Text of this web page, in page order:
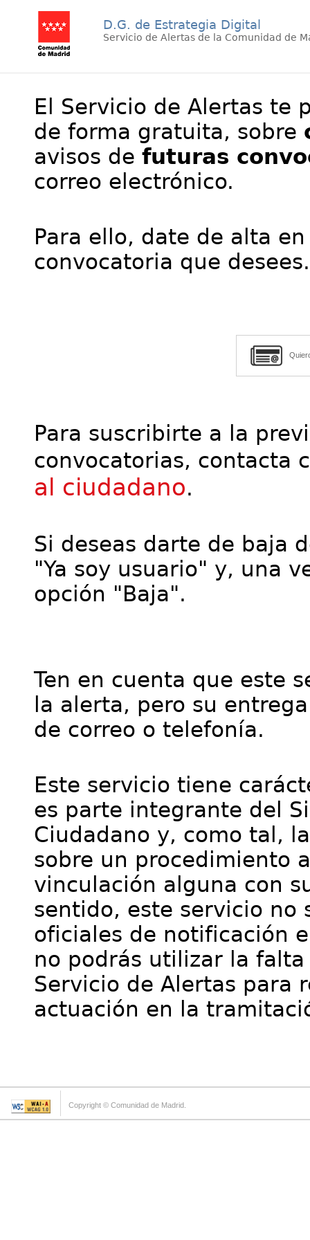
D.G. de Estrategia Digital
Servicio de Alertas de la Comunidad de
El Servicio de Alertas te
de forma gratuita, sobre
avisos de futuras
correo electrónico.
Para ello, date de alta
convocatoria que desees.
Para suscribirte a la
convocatorias, contacta
al ciudadano.
Si deseas darte de baja
"Ya soy usuario" y, una
opción "Baja".
Ten en cuenta que este
la alerta, pero su
de correo o telefonía.
Este servicio tiene
es parte integrante del
Ciudadano y, como tal,
sobre un procedimiento
vinculación alguna con
sentido, este servicio no
oficiales de notificación
no podrás utilizar la
Servicio de Alertas para
actuación en la
Copyright © Comunidad de Madrid.